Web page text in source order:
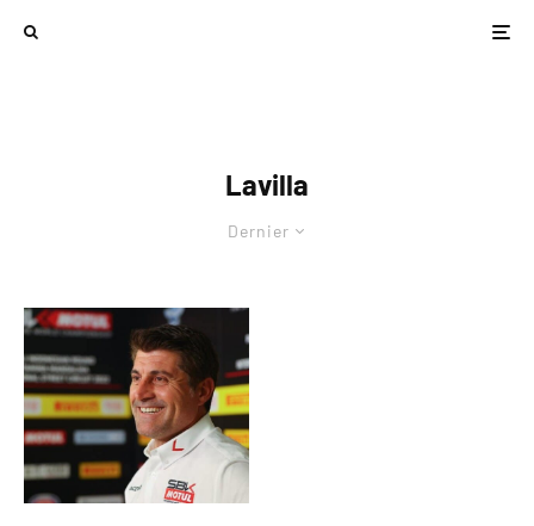
Lavilla
Dernier